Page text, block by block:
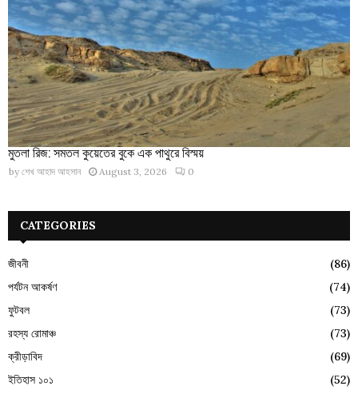
মুতলা রিজ: সমতল কুয়েতের বুকে এক পাথুরে বিস্ময়
by শেখ আহাদ আহসান August 3, 2026 0
CATEGORIES
জীবনী
(86)
পর্যটন আকর্ষণ
(74)
ফুটবল
(73)
রহস্য রোমাঞ্চ
(73)
ক্রীড়াবিদ
(69)
ইতিহাস ১০১
(52)